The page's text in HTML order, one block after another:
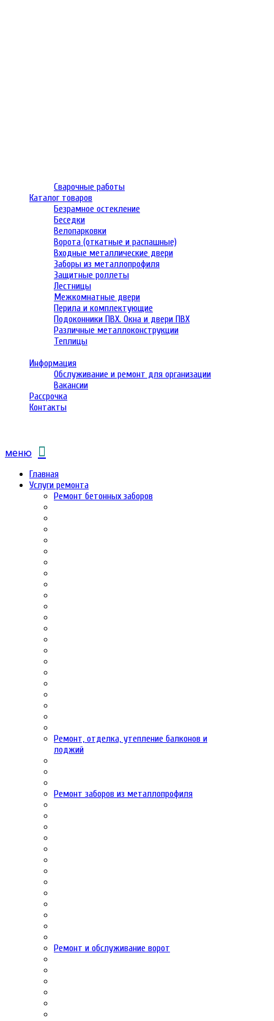
Сварочные работы
Каталог товаров
Безрамное остекление
Беседки
Велопарковки
Ворота (откатные и распашные)
Входные металлические двери
Заборы из металлопрофиля
Защитные роллеты
Лестницы
Межкомнатные двери
Перила и комплектующие
Подоконники ПВХ. Окна и двери ПВХ
Различные металлоконструкции
Теплицы
Информация
Обслуживание и ремонт для организации
Вакансии
Рассрочка
Контакты
меню
Главная
Услуги ремонта
Ремонт бетонных заборов
Ремонт, отделка, утепление балконов и
лоджий
Ремонт заборов из металлопрофиля
Ремонт и обслуживание ворот